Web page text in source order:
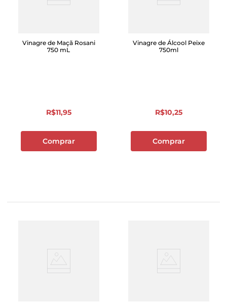
Vinagre de Maçã Rosani
750 mL
R$11,95
Comprar
Vinagre de Álcool Peixe
750ml
R$10,25
Comprar